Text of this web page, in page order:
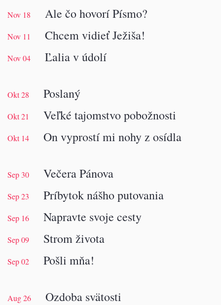
Nov 18 Ale čo hovorí Písmo?
Nov 11 Chcem vidieť Ježiša!
Nov 04 Ľalia v údolí
Okt 28 Poslaný
Okt 21 Veľké tajomstvo pobožnosti
Okt 14 On vyprostí mi nohy z osídla
Sep 30 Večera Pánova
Sep 23 Príbytok nášho putovania
Sep 16 Napravte svoje cesty
Sep 09 Strom života
Sep 02 Pošli mňa!
Aug 26 Ozdoba svätosti